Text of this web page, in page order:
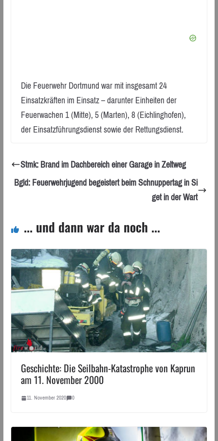
Die Feuerwehr Dortmund war mit insgesamt 24
Einsatzkräften im Einsatz – darunter Einheiten der
Feuerwachen 1 (Mitte), 5 (Marten), 8 (Eichlinghofen),
der Einsatzführungsdienst sowie der Rettungsdienst.
Stmk: Brand im Dachbereich einer Garage in Zeltweg
Bgld: Feuerwehrjugend begeistert beim Schnuppertag in Si
get in der Wart
... und dann war da noch ...
Geschichte: Die Seilbahn-Katastrophe von Kaprun
am 11. November 2000
11. November 2020 0